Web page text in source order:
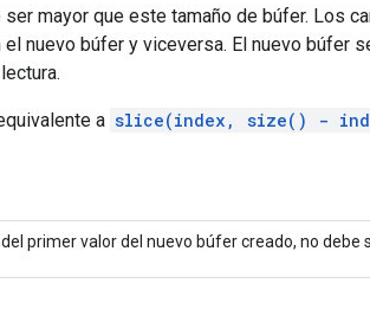
ser mayor que este tamaño de búfer. Los
nuevo búfer y viceversa. El nuevo búfer
a slice(index, size() -
primer valor del nuevo búfer creado, no debe